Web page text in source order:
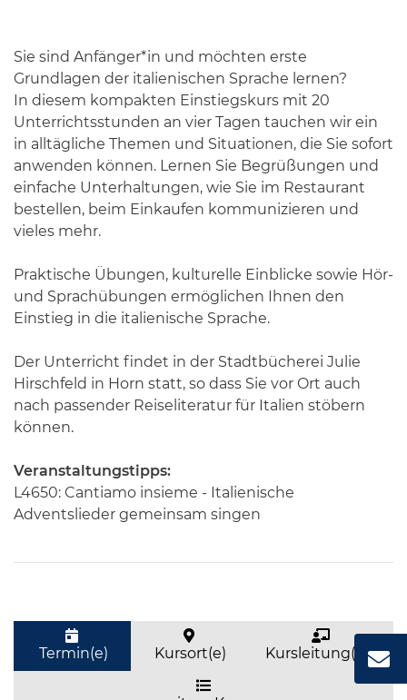
Sie sind Anfänger*in und möchten erste
Grundlagen der italienischen Sprache lernen?
In diesem kompakten Einstiegskurs mit 20
Unterrichtsstunden an vier Tagen tauchen wir ein
in alltägliche Themen und Situationen, die Sie sofort
anwenden können. Lernen Sie Begrüßungen und
einfache Unterhaltungen, wie Sie im Restaurant
bestellen, beim Einkaufen kommunizieren und
vieles mehr.
Praktische Übungen, kulturelle Einblicke sowie Hör-
und Sprachübungen ermöglichen Ihnen den
Einstieg in die italienische Sprache.
Der Unterricht findet in der Stadtbücherei Julie
Hirschfeld in Horn statt, so dass Sie vor Ort auch
nach passender Reiseliteratur für Italien stöbern
können.
Veranstaltungstipps:
L4650: Cantiamo insieme - Italienische
Adventslieder gemeinsam singen
Termin(e) Kursort(e) Kursleitung(en)